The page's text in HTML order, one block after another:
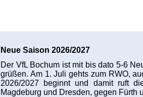
Neue Saison 2026/2027
Der VfL Bochum ist mit bis dato 5-6
grüßen. Am 1. Juli gehts zum RWO,
2026/2027 beginnt und damit ruft
Magdeburg und Dresden, gegen Fürth